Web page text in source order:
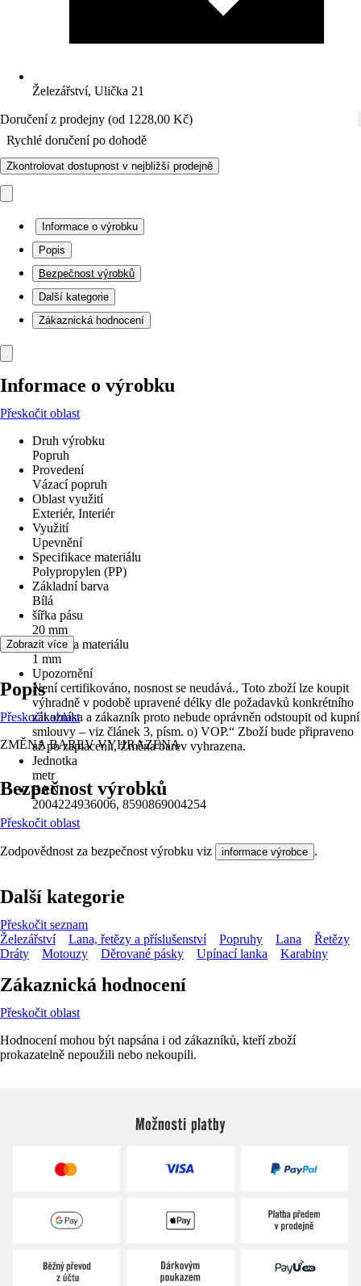
Železářství, Ulička 21
Doručení z prodejny (od 1228,00 Kč)
Rychlé doručení po dohodě
Zkontrolovat dostupnost v nejbližší prodejně
Informace o výrobku
Popis
Bezpečnost výrobků
Další kategorie
Zákaznická hodnocení
Informace o výrobku
Přeskočit oblast
Druh výrobku
Popruh
Provedení
Vázací popruh
Oblast využití
Exteriér, Interiér
Využití
Upevnění
Specifikace materiálu
Polypropylen (PP)
Základní barva
Bílá
šířka pásu
20 mm
Tloušťka materiálu
1 mm
Upozornění
Není certifikováno, nosnost se neudává., Toto zboží lze koupit
výhradně v podobě upravené délky dle požadavků konkrétního
zákazníka a zákazník proto nebude oprávněn odstoupit od kupní
smlouvy – viz článek 3, písm. o) VOP.“ Zboží bude připraveno
až po zaplacení., Změna barev vyhrazena.
Jednotka
metr
EAN
2004224936006, 8590869004254
Zobrazit více
Popis
Přeskočit oblast
ZMĚNA BAREV VYHRAZENA
Bezpečnost výrobků
Přeskočit oblast
Zodpovědnost za bezpečnost výrobku viz informace výrobce .
Další kategorie
Přeskočit seznam
Železářství
Lana, řetězy a příslušenství Popruhy Lana
Řetězy
Dráty
Motouzy Děrované pásky Upínací lanka Karabiny
Zákaznická hodnocení
Přeskočit oblast
Hodnocení mohou být napsána i od zákazníků, kteří zboží
prokazatelně nepoužili nebo nekoupili.
Možnosti platby